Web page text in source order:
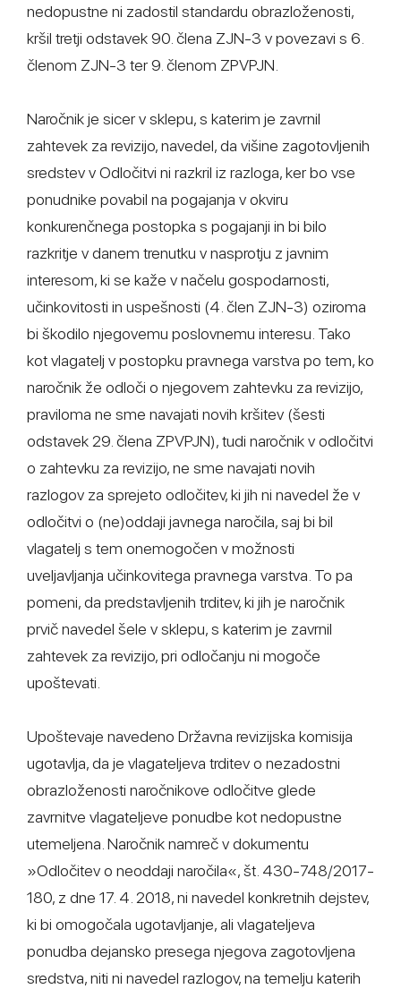
nedopustne ni zadostil standardu obrazloženosti,
kršil tretji odstavek 90. člena ZJN-3 v povezavi s 6.
členom ZJN-3 ter 9. členom ZPVPJN.
Naročnik je sicer v sklepu, s katerim je zavrnil
zahtevek za revizijo, navedel, da višine zagotovljenih
sredstev v Odločitvi ni razkril iz razloga, ker bo vse
ponudnike povabil na pogajanja v okviru
konkurenčnega postopka s pogajanji in bi bilo
razkritje v danem trenutku v nasprotju z javnim
interesom, ki se kaže v načelu gospodarnosti,
učinkovitosti in uspešnosti (4. člen ZJN-3) oziroma
bi škodilo njegovemu poslovnemu interesu. Tako
kot vlagatelj v postopku pravnega varstva po tem, ko
naročnik že odloči o njegovem zahtevku za revizijo,
praviloma ne sme navajati novih kršitev (šesti
odstavek 29. člena ZPVPJN), tudi naročnik v odločitvi
o zahtevku za revizijo, ne sme navajati novih
razlogov za sprejeto odločitev, ki jih ni navedel že v
odločitvi o (ne)oddaji javnega naročila, saj bi bil
vlagatelj s tem onemogočen v možnosti
uveljavljanja učinkovitega pravnega varstva. To pa
pomeni, da predstavljenih trditev, ki jih je naročnik
prvič navedel šele v sklepu, s katerim je zavrnil
zahtevek za revizijo, pri odločanju ni mogoče
upoštevati.
Upoštevaje navedeno Državna revizijska komisija
ugotavlja, da je vlagateljeva trditev o nezadostni
obrazloženosti naročnikove odločitve glede
zavrnitve vlagateljeve ponudbe kot nedopustne
utemeljena. Naročnik namreč v dokumentu
»Odločitev o neoddaji naročila«, št. 430-748/2017-
180, z dne 17. 4. 2018, ni navedel konkretnih dejstev,
ki bi omogočala ugotavljanje, ali vlagateljeva
ponudba dejansko presega njegova zagotovljena
sredstva, niti ni navedel razlogov, na temelju katerih